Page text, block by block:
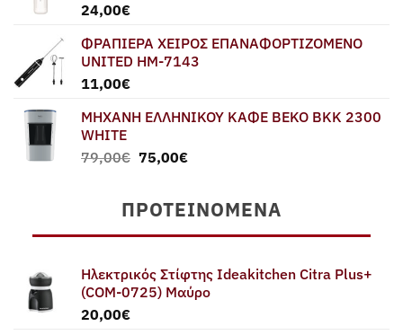
24,00€
ΦΡΑΠΙΕΡΑ ΧΕΙΡΟΣ ΕΠΑΝΑΦΟΡΤΙΖΟΜΕΝΟ
UNITED HM-7143
11,00€
ΜΗΧΑΝΗ ΕΛΛΗΝΙΚΟΥ ΚΑΦΕ BEKO BKK 2300
WHITE
79,00€ Original
79,00€.
75,00€Η
είναι:
75,00€.
ΠΡΟΤΕΙΝΌΜΕΝΑ
Ηλεκτρικός Στίφτης Ideakitchen Citra Plus+
(COM-0725) Μαύρο
20,00€